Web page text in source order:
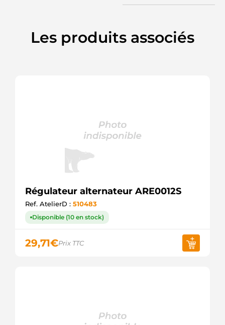
VR-
Les produits associés
Régulateur alternateur ARE0012S
Ref. AtelierD : 510483
Disponible (10 en stock)
29,71€Prix TTC